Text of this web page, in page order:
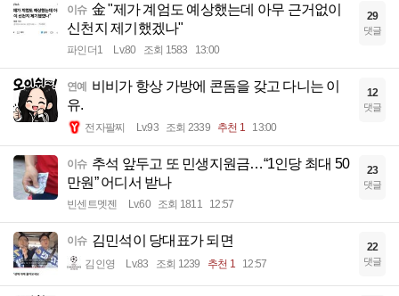
이슈 金 "제가 계엄도 예상했는데 아무 근거없이
신천지 제기했겠나"
파인더1 Lv.80 조회 1583 13:00
29
댓글
연예 비비가 항상 가방에 콘돔을 갖고 다니는 이
유.
전자팔찌 Lv.93 조회 2339 추천 1 13:00
12
댓글
이슈 추석 앞두고 또 민생지원금…“1인당 최대 50
만원” 어디서 받나
빈센트멧젠 Lv.60 조회 1811 12:57
23
댓글
이슈 김민석이 당대표가 되면
김인영 Lv.83 조회 1239 추천 1 12:57
22
댓글